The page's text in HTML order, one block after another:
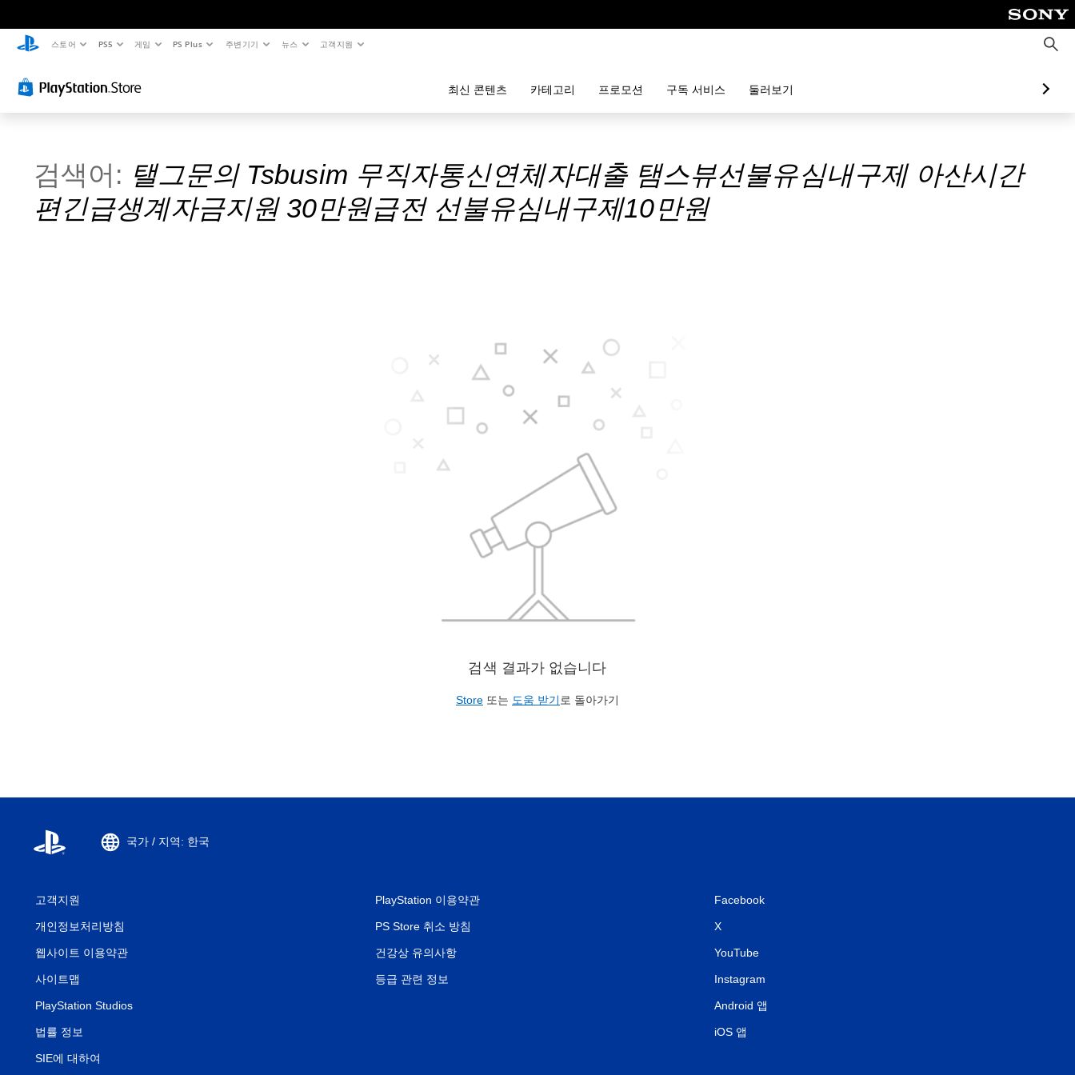
스토어 PS5 게임 PS Plus 주변기기 뉴스 고객지원
검
색
최신 콘텐츠 카테고리 프로모션 구독 서비스 둘러보기
검색어: 탤그문의 Tsbusim 무직자통신연체자대출 탬스뷰선불유심내구제 아산시간
편긴급생계자금지원 30만원급전 선불유심내구제10만원
검색 결과가 없습니다
Store 또는 도움 받기 로 돌아가기
국가 / 지역: 한국
고객지원
개인정보처리방침
웹사이트 이용약관
사이트맵
PlayStation Studios
법률 정보
SIE에 대하여
PlayStation 이용약관
PS Store 취소 방침
건강상 유의사항
등급 관련 정보
Facebook
X
YouTube
Instagram
Android 앱
iOS 앱